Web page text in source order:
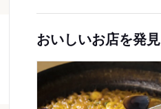
おいしいお店を発見